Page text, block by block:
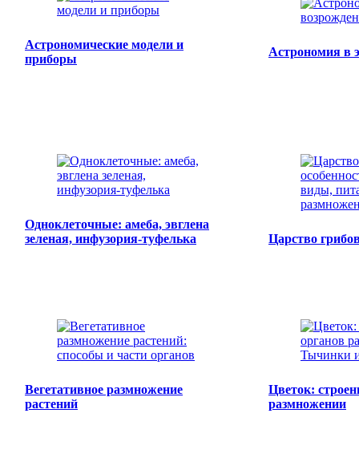
Астрономические модели и
приборы
Астрономия в
Одноклеточные: амеба, эвглена
зеленая, инфузория-туфелька
Царство
Вегетативное размножение
растений
Цветок:
размножении